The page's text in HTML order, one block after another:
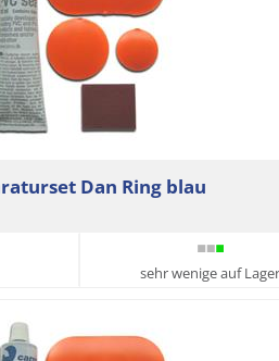
Dan Ring blau
sehr wenige auf Lager